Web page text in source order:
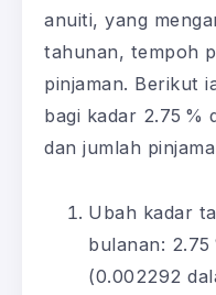
anuiti, yang
tahunan, tempoh
pinjaman. Berikut
bagi kadar 2.75 %
dan jumlah
Ubah kadar
bulanan: 2.75
(0.002292